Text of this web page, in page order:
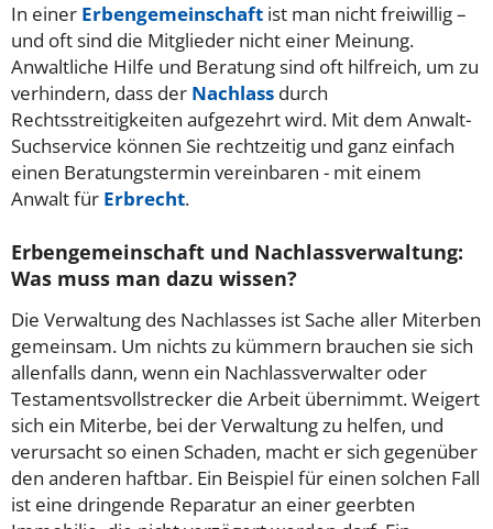
In einer Erbengemeinschaft ist man nicht freiwillig –
und oft sind die Mitglieder nicht einer Meinung.
Anwaltliche Hilfe und Beratung sind oft hilfreich, um zu
verhindern, dass der Nachlass durch
Rechtsstreitigkeiten aufgezehrt wird. Mit dem Anwalt-
Suchservice können Sie rechtzeitig und ganz einfach
einen Beratungstermin vereinbaren - mit einem
Anwalt für Erbrecht.
Erbengemeinschaft und Nachlassverwaltung:
Was muss man dazu wissen?
Die Verwaltung des Nachlasses ist Sache aller Miterben
gemeinsam. Um nichts zu kümmern brauchen sie sich
allenfalls dann, wenn ein Nachlassverwalter oder
Testamentsvollstrecker die Arbeit übernimmt. Weigert
sich ein Miterbe, bei der Verwaltung zu helfen, und
verursacht so einen Schaden, macht er sich gegenüber
den anderen haftbar. Ein Beispiel für einen solchen Fall
ist eine dringende Reparatur an einer geerbten